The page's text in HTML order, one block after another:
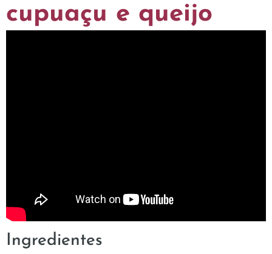
cupuaçu e queijo
Ingredientes